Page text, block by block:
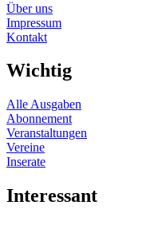
Über uns
Impressum
Kontakt
Wichtig
Alle Ausgaben
Abonnement
Veranstaltungen
Vereine
Inserate
Interessant